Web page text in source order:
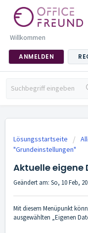
Willkommen
ANMELDEN
Lösungsstartseite
"Grundeinstellungen"
Aktuelle eigene
Geändert am: So, 10 Feb,
Mit diesem Menüpunkt
ausgewählten „Eigenen